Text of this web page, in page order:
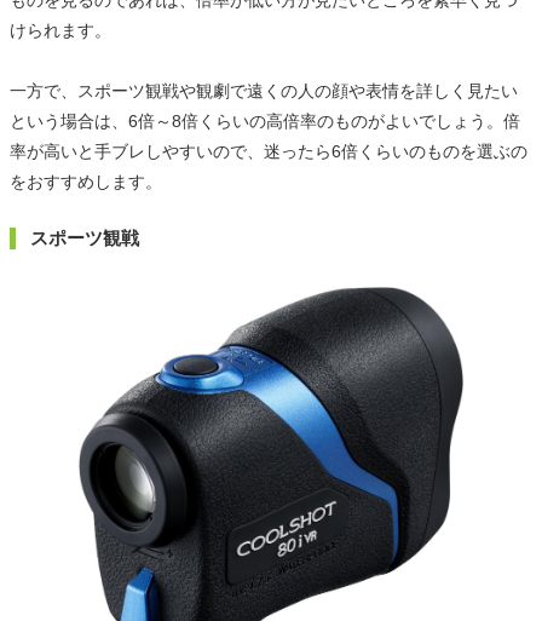
けられます。
一方で、スポーツ観戦や観劇で遠くの人の顔や表情を詳しく見たい
という場合は、6倍～8倍くらいの高倍率のものがよいでしょう。倍
率が高いと手ブレしやすいので、迷ったら6倍くらいのものを選ぶの
をおすすめします。
スポーツ観戦